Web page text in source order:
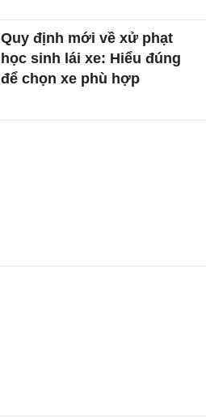
Hướng dẫn tra cứu lịch sử
triệu hồi xe để tránh bị từ
chối đăng kiểm
học sinh lái xe: Hiểu đúng